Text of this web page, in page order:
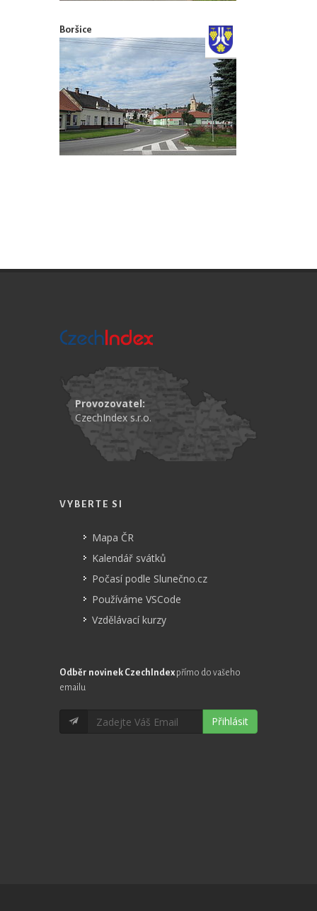
Boršice
Provozovatel:
CzechIndex s.r.o.
VYBERTE SI
Mapa ČR
Kalendář svátků
Počasí podle Slunečno.cz
Používáme VSCode
Vzdělávací kurzy
Odběr novinek CzechIndex přímo do vašeho
emailu
Přihlásit